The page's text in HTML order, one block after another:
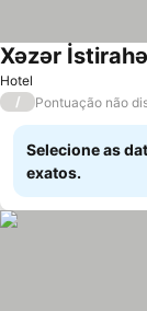
Hotel
Xəzər
/ Pontuação não
Selecione as
exatos.